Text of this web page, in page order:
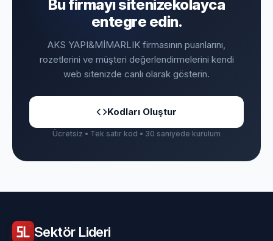
Bu firmayı sitenizekolayca
entegre edin.
AKS YAPI&MİMARLIK firmasının puanlarını,
rozetlerini ve müşteri değerlendirmelerini kendi
web sitenizde canlı olarak gösterin.
Kodları Oluştur
Ücretsiz • Tek satır kod • 30 saniyede kurulum
Sektör Lideri